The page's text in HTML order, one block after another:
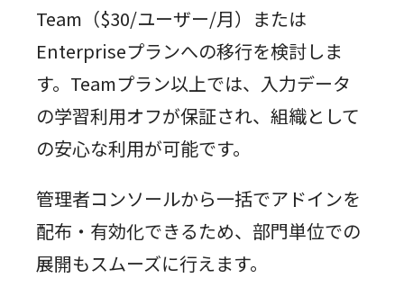
Team（$30/ユーザー/月）または
Enterpriseプランへの移行を検討しま
す。Teamプラン以上では、入力データ
の学習利用オフが保証され、組織として
の安心な利用が可能です。
管理者コンソールから一括でアドインを
配布・有効化できるため、部門単位での
展開もスムーズに行えます。